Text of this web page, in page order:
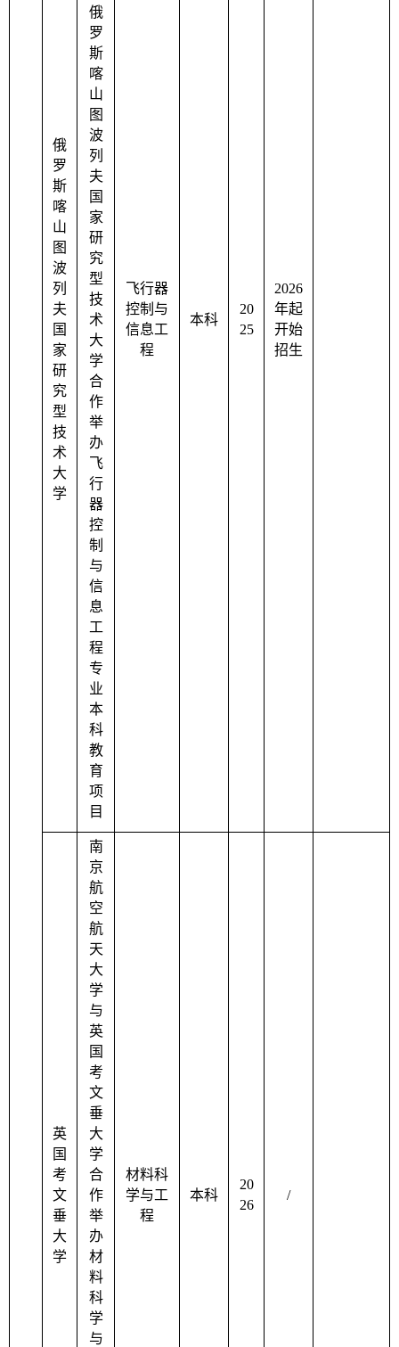
俄
罗
斯
喀
山
图
波
列
夫
国
家
研
究
型
技
术
大
学
俄
罗
斯
喀
山
图
波
列
夫
国
家
研
究
型
技
术
大
学
合
作
举
办
飞
行
器
控
制
与
信
息
工
程
专
业
本
科
教
育
项
目
飞行器
控制与
信息工
程
本科
20
25
2026
年起
开始
招生
英
国
考
文
垂
大
学
南
京
航
空
航
天
大
学
与
英
国
考
文
垂
大
学
合
作
举
办
材
料
科
学
与
材料科
学与工
程
本科
20
26
/